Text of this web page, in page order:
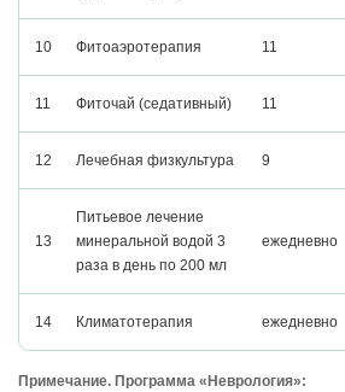
10 Фитоаэротерапия 11
11 Фиточай (седативный) 11
12 Лечебная физкультура 9
13
Питьевое лечение
минеральной водой 3
раза в день по 200 мл
ежедневно
14 Климатотерапия ежедневно
Примечание. Программа «Неврология»: